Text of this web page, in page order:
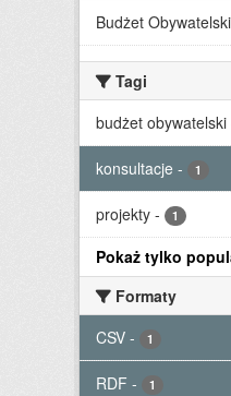
Budżet Obywatelski
Tagi
budżet obywatelski
konsultacje - 1
projekty - 1
Pokaż tylko
Formaty
CSV - 1
RDF - 1